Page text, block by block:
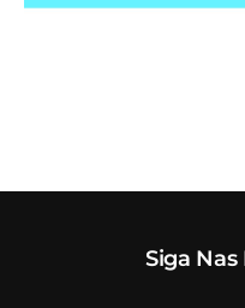
Siga Nas